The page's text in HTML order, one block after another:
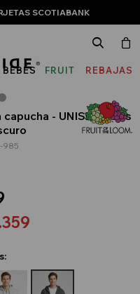
SCOTIABANK
BEBÉS
FRUIT
THE
REBAJAS
- UNISEX - Gris
985